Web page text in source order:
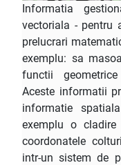
Informatia
vectoriala - pentru
prelucrari
exemplu: sa
functii
Aceste informatii
informatie
exemplu o
coordonatele
intr-un sistem de